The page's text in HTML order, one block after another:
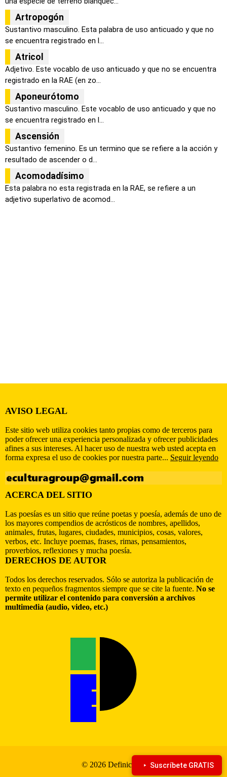
Artropogón
Sustantivo masculino. Esta palabra de uso anticuado y que no
se encuentra registrado en l...
Atricol
Adjetivo. Este vocablo de uso anticuado y que no se encuentra
registrado en la RAE (en zo...
Aponeurótomo
Sustantivo masculino. Este vocablo de uso anticuado y que no
se encuentra registrado en l...
Ascensión
Sustantivo femenino. Es un termino que se refiere a la acción y
resultado de ascender o d...
Acomodadísimo
Esta palabra no esta registrada en la RAE, se refiere a un
adjetivo superlativo de acomod...
AVISO LEGAL
Este sitio web utiliza cookies tanto propias como de terceros para
poder ofrecer una experiencia personalizada y ofrecer publicidades
afines a sus intereses. Al hacer uso de nuestra web usted acepta en
forma expresa el uso de cookies por nuestra parte... Seguir leyendo
ACERCA DEL SITIO
Las poesías es un sitio que reúne poetas y poesía, además de uno de
los mayores compendios de acrósticos de nombres, apellidos,
animales, frutas, lugares, ciudades, municipios, cosas, valores,
verbos, etc. Incluye poemas, frases, rimas, pensamientos,
proverbios, reflexiones y mucha poesía.
DERECHOS DE AUTOR
Todos los derechos reservados. Sólo se autoriza la publicación de
texto en pequeños fragmentos siempre que se cite la fuente. No se
permite utilizar el contenido para conversión a archivos
multimedia (audio, video, etc.)
© 2026 Definiciona Suscríbete GRATIS